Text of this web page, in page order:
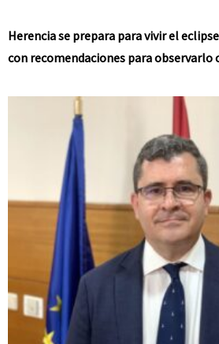
Herencia se prepara para vivir el
con recomendaciones para observarlo